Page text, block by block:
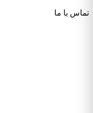
تماس با ما